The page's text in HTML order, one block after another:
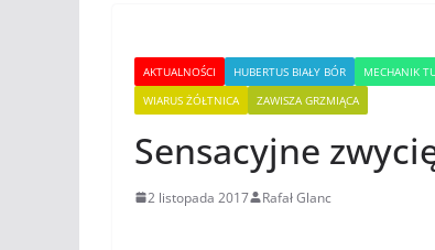
AKTUALNOŚCI HUBERTUS BIAŁY BÓR MECHANIK
WIARUS ŻÓŁTNICA
ZAWISZA GRZMIĄCA
Sensacyjne
2 listopada 2017 Rafał Glanc